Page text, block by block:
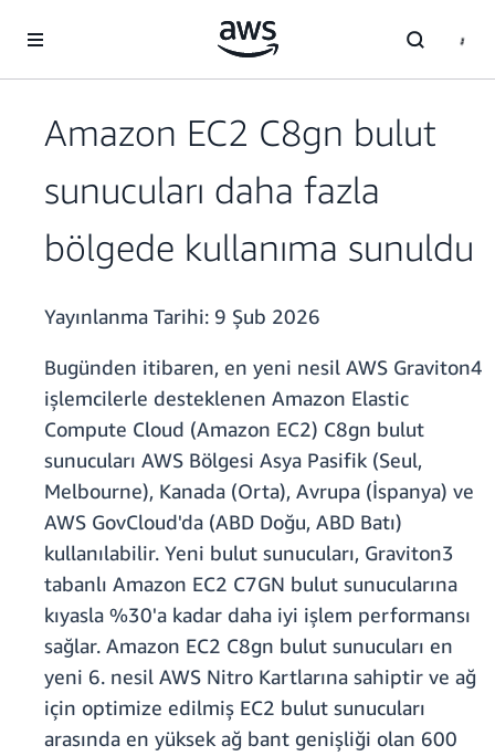
Amazon EC2 C8gn bulut
sunucuları daha fazla
bölgede kullanıma sunuldu
Yayınlanma Tarihi: 9 Şub 2026
Bugünden itibaren, en yeni nesil AWS Graviton4
işlemcilerle desteklenen Amazon Elastic
Compute Cloud (Amazon EC2) C8gn bulut
sunucuları AWS Bölgesi Asya Pasifik (Seul,
Melbourne), Kanada (Orta), Avrupa (İspanya) ve
AWS GovCloud'da (ABD Doğu, ABD Batı)
kullanılabilir. Yeni bulut sunucuları, Graviton3
tabanlı Amazon EC2 C7GN bulut sunucularına
kıyasla %30'a kadar daha iyi işlem performansı
sağlar. Amazon EC2 C8gn bulut sunucuları en
yeni 6. nesil AWS Nitro Kartlarına sahiptir ve ağ
için optimize edilmiş EC2 bulut sunucuları
arasında en yüksek ağ bant genişliği olan 600